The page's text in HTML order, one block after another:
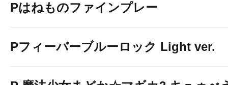
Pはねものファインプレー
Pフィーバーブルーロック Light ver.